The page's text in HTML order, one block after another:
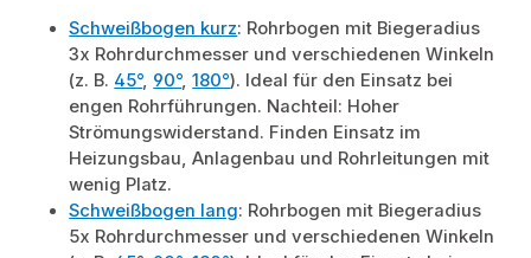
Schweißbogen kurz: Rohrbogen mit Biegeradius
3x Rohrdurchmesser und verschiedenen Winkeln
(z. B. 45°, 90°,180°). Ideal für den Einsatz bei
engen Rohrführungen. Nachteil: Hoher
Strömungswiderstand. Finden Einsatz im
Heizungsbau, Anlagenbau und Rohrleitungen mit
wenig Platz.
Schweißbogen lang: Rohrbogen mit Biegeradius
5x Rohrdurchmesser und verschiedenen Winkeln